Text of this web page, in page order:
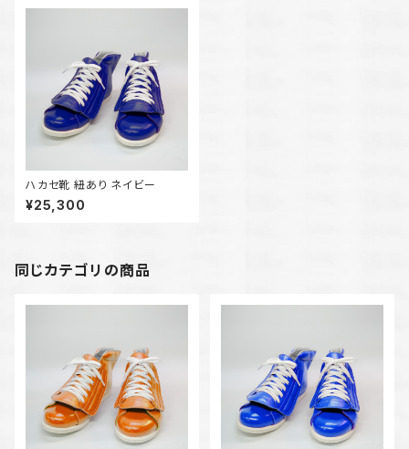
ハカセ靴 紐あり ネイビー
¥25,300
同じカテゴリの商品